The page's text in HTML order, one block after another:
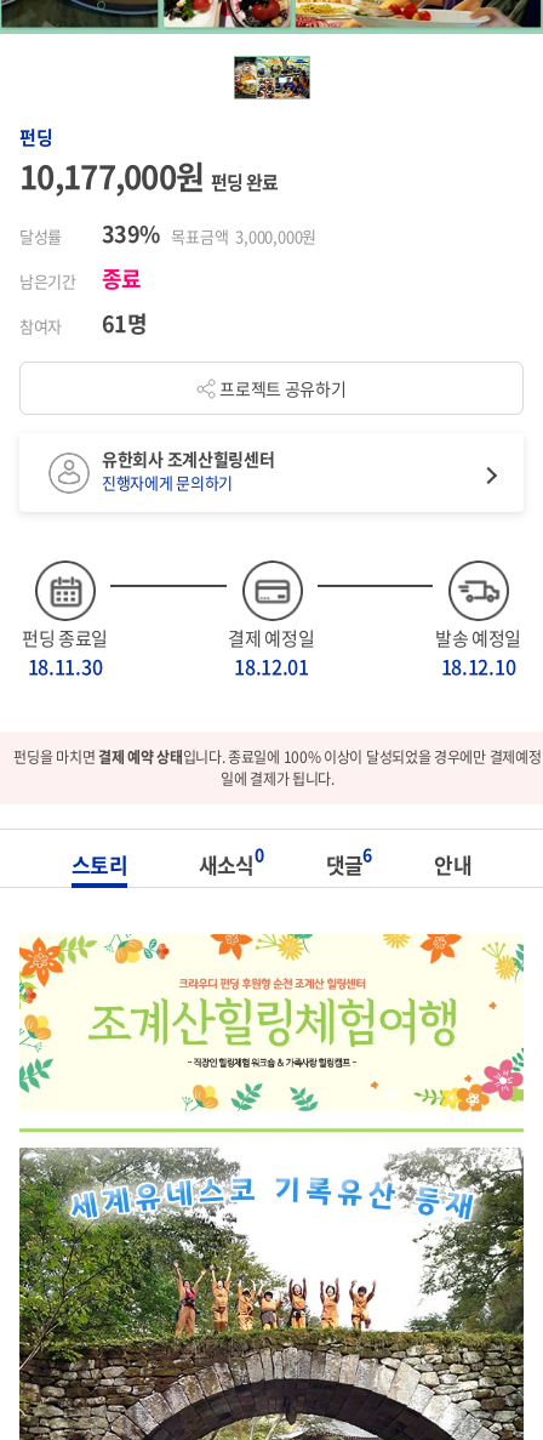
펀딩
10,177,000원 펀딩 완료
달성률 339% 목표금액 3,000,000원
남은기간
종료
참여자 61명
프로젝트 공유하기
펀딩 종료일
18.11.30
결제 예정일
18.12.01
발송 예정일
18.12.10
유한회사 조계산힐링센터
진행자에게 문의하기
펀딩을 마치면결제 예약 상태입니다. 종료일에 100% 이상이 달성되었을 경우에만 결제예정
일에 결제가 됩니다.
스토리 새소식0 댓글6 안내